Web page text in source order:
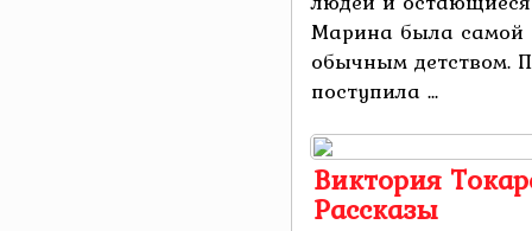
Марина была самой
обычным детством.
поступила ...
Виктория
Рассказы